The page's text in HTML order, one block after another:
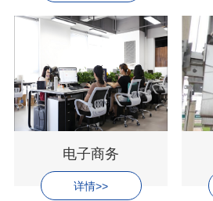
电子商务
详情>>